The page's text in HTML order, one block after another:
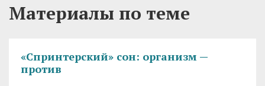
Материалы по теме
«Спринтерский» сон: организм —
против